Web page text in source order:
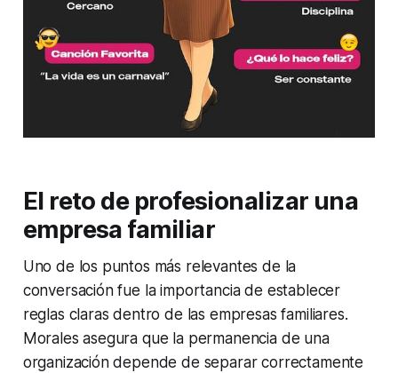
El reto de profesionalizar una
empresa familiar
Uno de los puntos más relevantes de la
conversación fue la importancia de establecer
reglas claras dentro de las empresas familiares.
Morales asegura que la permanencia de una
organización depende de separar correctamente